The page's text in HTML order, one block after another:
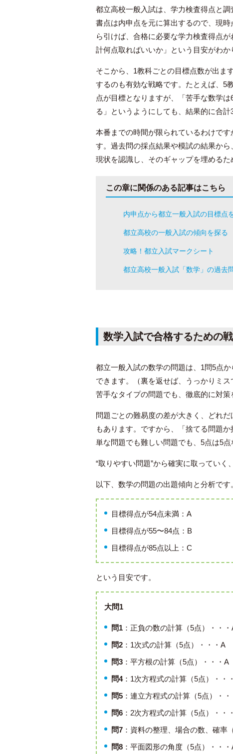
都立高校一般入試は、学力検査得点と
書点は内申点を元に算出するので、現
ら引けば、合格に必要な学力検査得点
計何点取ればいいか」という目安がわか
そこから、1教科ごとの目標点数が出ま
するのも有効な戦略です。たとえば、5
点が目標となりますが、「苦手な数学
る」というようにしても、結果的に合計
本番までの時間が限られているわけで
す。過去問の採点結果や模試の結果か
現状を認識し、そのギャップを埋めるた
この章に関係のある記事はこちら
内申点から都立一般入試の目標点
都立高校の一般入試の傾向を探る
攻略！都立入試マークシート
都立高校一般入試「数学」の過去
数学入試で合格するための
都立一般入試の数学の問題は、1問5点
できます。（裏を返せば、うっかりミ
苦手なタイプの問題でも、徹底的に対策
問題ごとの難易度の差が大きく、どれ
もあります。ですから、「捨てる問題
単な問題でも難しい問題でも、5点は5点
“取りやすい問題”から確実に取っていく
以下、数学の問題の出題傾向と分析で
目標得点が54点未満：A
目標得点が55〜84点：B
目標得点が85点以上：C
という目安です。
大問1
問1 ：正負の数の計算（5点）・・・
問2 ：1次式の計算（5点）・・・A
問3 ：平方根の計算（5点）・・・A
問4：1次方程式の計算（5点）・・
問5 ：連立方程式の計算（5点）・
問6 ：2次方程式の計算（5点）・・
問7 ：資料の整理、場合の数、確率
問8 ：平面図形の角度（5点）・・・